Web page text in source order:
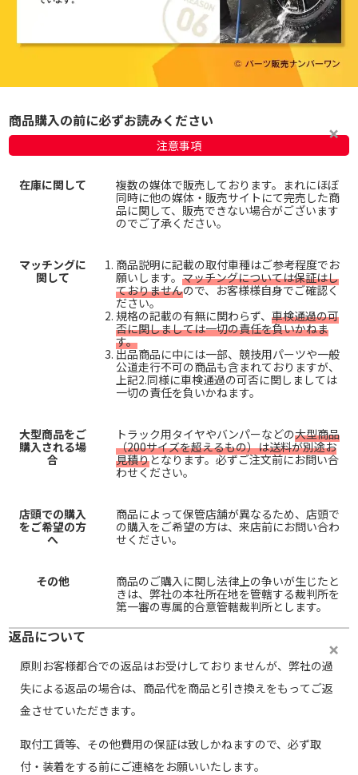
商品購入の前に必ずお読みください
注意事項
在庫に関して
複数の媒体で販売しております。まれにほぼ
同時に他の媒体・販売サイトにて完売した商
品に関して、販売できない場合がございます
のでご了承ください。
マッチングに
関して
商品説明に記載の取付車種はご参考程度でお
願いします。 マッチングについては保証はし
ておりませんので、お客様様自身でご確認く
ださい。
規格の記載の有無に関わらず、 車検通過の可
否に関しましては一切の責任を負いかねま
す。
出品商品に中には一部、競技用パーツや一般
公道走行不可の商品も含まれておりますが、
上記2.同様に車検通過の可否に関しましては
一切の責任を負いかねます。
大型商品をご
購入される場
合
トラック用タイヤやバンパーなどの大型商品
（200サイズを超えるもの）は送料が別途お
見積りとなります。必ずご注文前にお問い合
わせください。
店頭での購入
をご希望の方
へ
商品によって保管店舗が異なるため、店頭で
の購入をご希望の方は、来店前にお問い合わ
せください。
その他
商品のご購入に関し法律上の争いが生じたと
きは、弊社の本社所在地を管轄する裁判所を
第一審の専属的合意管轄裁判所とします。
返品について
原則お客様都合での返品はお受けしておりませんが、弊社の過
失による返品の場合は、商品代を商品と引き換えをもってご返
金させていただきます。
取付工賃等、その他費用の保証は致しかねますので、必ず取
付・装着をする前にご連絡をお願いいたします。